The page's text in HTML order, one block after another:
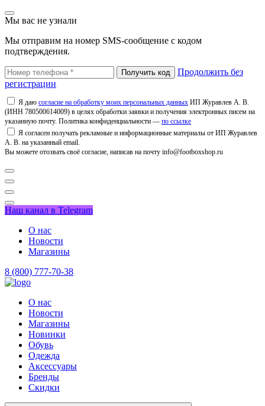
Мы вас не узнали
Мы отправим на номер SMS-сообщение с кодом
подтверждения.
Продолжить без
регистрации
Я даю согласие на обработку моих персональных данных ИП Журавлев А. В.
(ИНН 780500614009) в целях обработки заявки и получения электронных писем на
указанную почту. Политика конфиденциальности — по ссылке
Я согласен получать рекламные и информационные материалы от ИП Журавлев
А. В. на указанный email.
Вы можете отозвать своё согласие, написав на почту info@footboxshop.ru
Наш канал в Telegram
О нас
Новости
Магазины
8 (800) 777-70-38
О нас
Новости
Магазины
Новинки
Обувь
Одежда
Аксессуары
Бренды
Скидки